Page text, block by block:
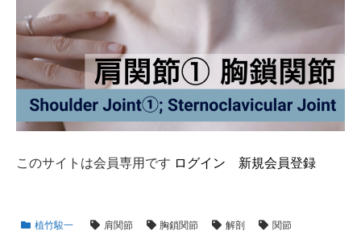
このサイトは会員専用です ログイン 新規会員登録
植竹駿一 肩関節 胸鎖関節 解剖 関節